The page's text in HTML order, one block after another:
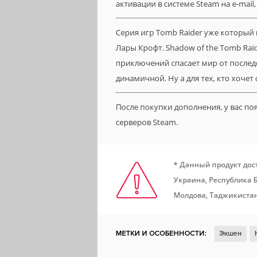
активации в системе Steam на e-
Серия игр Tomb Raider уже
Лары Крофт. Shadow of the Tomb
приключений спасает мир от
динамичной. Ну а для тех, кто хочет
После покупки дополнения, у вас
серверов Steam.
* Данный продукт
Украина, Республика
Молдова,
МЕТКИ И ОСОБЕННОСТИ: Экшен